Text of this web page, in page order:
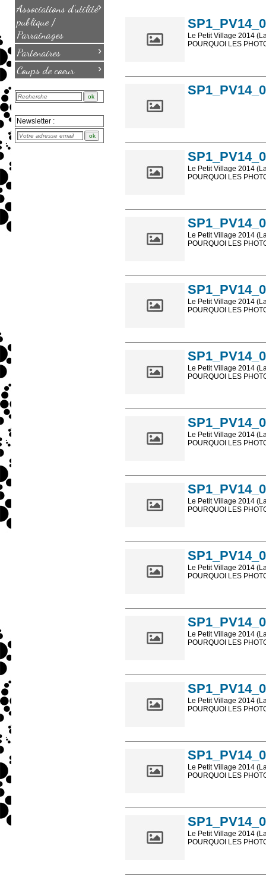
Associations d'utilité
publique /
Parrainages
›
Partenaires ›
Coups de coeur ›
Newsletter :
Le Petit Village 2014
POURQUOI LES
Le Petit Village 2014
POURQUOI LES
Le Petit Village 2014
POURQUOI LES
Le Petit Village 2014
POURQUOI LES
Le Petit Village 2014
POURQUOI LES
Le Petit Village 2014
POURQUOI LES
Le Petit Village 2014
POURQUOI LES
Le Petit Village 2014
POURQUOI LES
Le Petit Village 2014
POURQUOI LES
Le Petit Village 2014
POURQUOI LES
Le Petit Village 2014
POURQUOI LES
Le Petit Village 2014
POURQUOI LES